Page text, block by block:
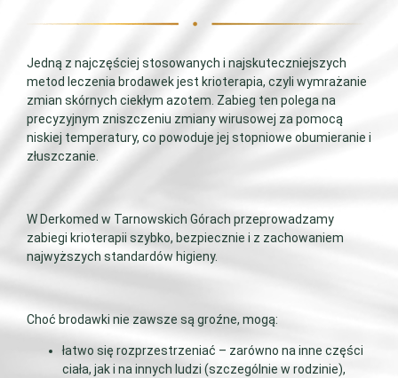
Jedną z najczęściej stosowanych i najskuteczniejszych
metod leczenia brodawek jest krioterapia, czyli wymrażanie
zmian skórnych ciekłym azotem. Zabieg ten polega na
precyzyjnym zniszczeniu zmiany wirusowej za pomocą
niskiej temperatury, co powoduje jej stopniowe obumieranie i
złuszczanie.
W Derkomed w Tarnowskich Górach przeprowadzamy
zabiegi krioterapii szybko, bezpiecznie i z zachowaniem
najwyższych standardów higieny.
Choć brodawki nie zawsze są groźne, mogą:
łatwo się rozprzestrzeniać – zarówno na inne części
ciała, jak i na innych ludzi (szczególnie w rodzinie),